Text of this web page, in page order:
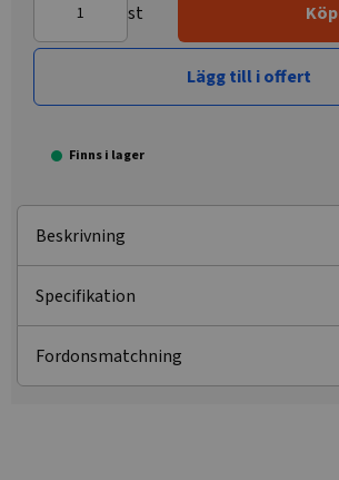
st Köp
Lägg till i offert
Finns i lager
Beskrivning
Specifikation
Fordonsmatchning